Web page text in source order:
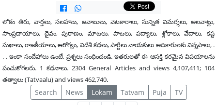
లోకం తీరు, వార్తలు, సలహాలు, జవాబులు, వెటకారాలు, సున్నిత విమర్శలు, అలవాట్లు,
సాంప్రదాయాలు, దైవం, పురాణం, మాటలు, పాటలు, పద్యాలు, శ్లోకాలు, వేదాలు, కష్ట
సుఖాలు, రాజకీయాలు, ఆరోగ్యం, విదేశీ కధలు, పార్టీలు నాయకులు అధికారులకు విన్నపాలు, .
. . ఇంకా సందేహాలు ఉంటే, ప్రశ్నలు సంధించండి. ఇతరులతో ఈ ఆసక్తి కరమైన విషయాలను
పంచుకోగలరు. 1 కధనాలు. 2304 General Articles and views 4,107,411; 104
తత్వాలు (Tatvaalu) and views 462,740.
Search News Lokam Tatvam Puja
TV